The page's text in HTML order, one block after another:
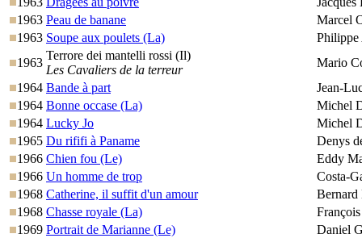
1963 Peau de banane
Marcel
1963 Soupe aux poulets (La)
1963
Terrore dei mantelli rossi (Il)
Les Cavaliers de la terreur
Mario
1964 Bande à part
Jean-
1964 Bonne occase (La)
Michel
1964 Lucky Jo
Michel
1965 Du rififi à Paname
Denys
1966 Chien fou (Le)
Eddy
1966 Un homme de trop
Costa-
1968 Catherine, il suffit d'un amour
Bernard
1968 Chasse royale (La)
1969 Portrait de Marianne (Le)
Daniel